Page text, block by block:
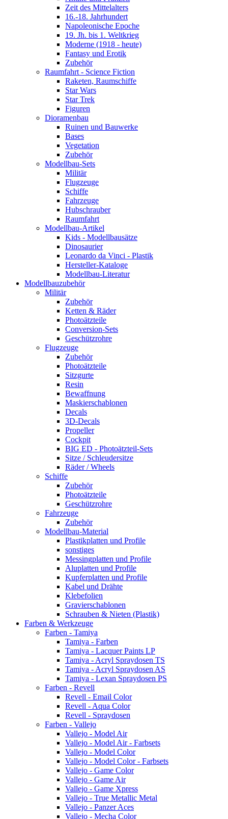
Zeit des Mittelalters
16.-18. Jahrhundert
Napoleonische Epoche
19. Jh. bis 1. Weltkrieg
Moderne (1918 - heute)
Fantasy und Erotik
Zubehör
Raumfahrt - Science Fiction
Raketen, Raumschiffe
Star Wars
Star Trek
Figuren
Dioramenbau
Ruinen und Bauwerke
Bases
Vegetation
Zubehör
Modellbau-Sets
Militär
Flugzeuge
Schiffe
Fahrzeuge
Hubschrauber
Raumfahrt
Modellbau-Artikel
Kids - Modellbausätze
Dinosaurier
Leonardo da Vinci - Plastik
Hersteller-Kataloge
Modellbau-Literatur
Modellbauzubehör
Militär
Zubehör
Ketten & Räder
Photoätzteile
Conversion-Sets
Geschützrohre
Flugzeuge
Zubehör
Photoätzteile
Sitzgurte
Resin
Bewaffnung
Maskierschablonen
Decals
3D-Decals
Propeller
Cockpit
BIG ED - Photoätzteil-Sets
Sitze / Schleudersitze
Räder / Wheels
Schiffe
Zubehör
Photoätzteile
Geschützrohre
Fahrzeuge
Zubehör
Modellbau-Material
Plastikplatten und Profile
sonstiges
Messingplatten und Profile
Aluplatten und Profile
Kupferplatten und Profile
Kabel und Drähte
Klebefolien
Gravierschablonen
Schrauben & Nieten (Plastik)
Farben & Werkzeuge
Farben - Tamiya
Tamiya - Farben
Tamiya - Lacquer Paints LP
Tamiya - Acryl Spraydosen TS
Tamiya - Acryl Spraydosen AS
Tamiya - Lexan Spraydosen PS
Farben - Revell
Revell - Email Color
Revell - Aqua Color
Revell - Spraydosen
Farben - Vallejo
Vallejo - Model Air
Vallejo - Model Air - Farbsets
Vallejo - Model Color
Vallejo - Model Color - Farbsets
Vallejo - Game Color
Vallejo - Game Air
Vallejo - Game Xpress
Vallejo - True Metallic Metal
Vallejo - Panzer Aces
Vallejo - Mecha Color